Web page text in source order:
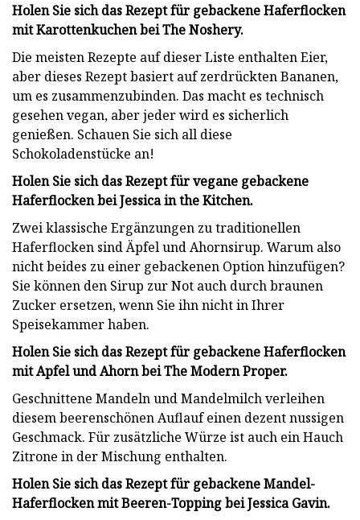
Holen Sie sich das Rezept für gebackene Haferflocken
mit Karottenkuchen bei The Noshery.
Die meisten Rezepte auf dieser Liste enthalten Eier,
aber dieses Rezept basiert auf zerdrückten Bananen,
um es zusammenzubinden. Das macht es technisch
gesehen vegan, aber jeder wird es sicherlich
genießen. Schauen Sie sich all diese
Schokoladenstücke an!
Holen Sie sich das Rezept für vegane gebackene
Haferflocken bei Jessica in the Kitchen.
Zwei klassische Ergänzungen zu traditionellen
Haferflocken sind Äpfel und Ahornsirup. Warum also
nicht beides zu einer gebackenen Option hinzufügen?
Sie können den Sirup zur Not auch durch braunen
Zucker ersetzen, wenn Sie ihn nicht in Ihrer
Speisekammer haben.
Holen Sie sich das Rezept für gebackene Haferflocken
mit Apfel und Ahorn bei The Modern Proper.
Geschnittene Mandeln und Mandelmilch verleihen
diesem beerenschönen Auflauf einen dezent nussigen
Geschmack. Für zusätzliche Würze ist auch ein Hauch
Zitrone in der Mischung enthalten.
Holen Sie sich das Rezept für gebackene Mandel-
Haferflocken mit Beeren-Topping bei Jessica Gavin.